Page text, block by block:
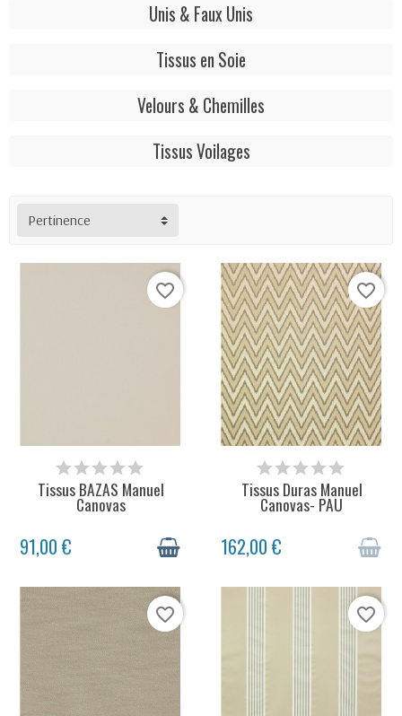
Unis & Faux Unis
Tissus en Soie
Velours & Chemilles
Tissus Voilages
Pertinence
48H + DÉLAI LIVRAISON
favorite_border
Tissus BAZAS Manuel
Canovas
91,00 €
STOCK ÉPUISÉ
favorite_border
Tissus Duras Manuel
Canovas- PAU
162,00 €
favorite_border favorite_border